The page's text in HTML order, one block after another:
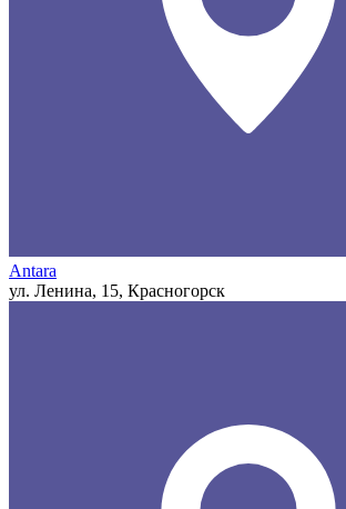
Antara
ул. Ленина, 15, Красногорск